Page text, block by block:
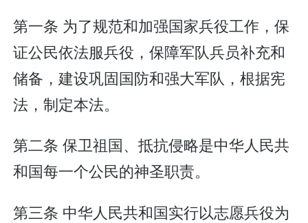
第一条 为了规范和加强国家兵役工作，保
证公民依法服兵役，保障军队兵员补充和
储备，建设巩固国防和强大军队，根据宪
法，制定本法。
第二条 保卫祖国、抵抗侵略是中华人民共
和国每一个公民的神圣职责。
第三条 中华人民共和国实行以志愿兵役为